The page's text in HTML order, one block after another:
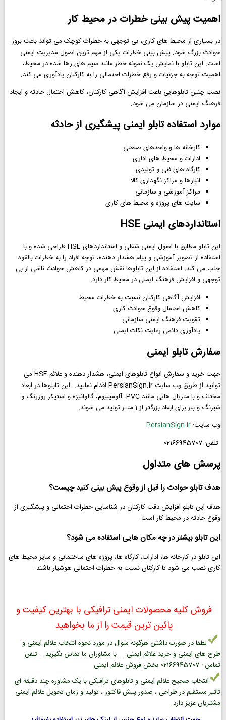
اهمیت پیش بینی خطرات در محیط کار
در بسیاری از محیط های کاری، بی توجهی به خطرات کوچک می تواند باعث بروز
حوادث بزرگ شود. پیش بینی خطرات یکی از مهم ترین اصول مدیریت ایمنی
است. این تابلو با نمایش یک نمونه خطر مانند سیم های رها شده در محیط،
اهمیت توجه به جزئیات و رفع خطرات احتمالی را به کارکنان یادآوری می کند.
نصب چنین تابلوهایی باعث افزایش آگاهی کارکنان، کاهش احتمال حادثه و ایجاد
فرهنگ ایمنی در سازمان می شود.
موارد استفاده تابلو ایمنی پیشگیری از حادثه
کارخانه ها و واحدهای صنعتی
ادارات و محیط های اداری
کارگاه های فنی و تولیدی
انبارها و مراکز نگهداری کالا
مراکز آموزشی و سازمانی
سایت های پروژه و محیط های کاری
استانداردهای ایمنی HSE
این تابلو مطابق با اصول ایمنی شغلی و استانداردهای HSE طراحی شده و با
استفاده از تصویر آموزشی و پیام هشدار دهنده، توجه افراد را به خطرات بالقوه
جلب می کند. استفاده از این تابلوها نقش مهمی در کاهش حوادث ناشی از بی
توجهی و افزایش فرهنگ ایمنی در محیط کار دارد.
افزایش آگاهی کارکنان نسبت به خطرات محیط
کاهش احتمال وقوع حوادث کاری
تقویت فرهنگ ایمنی سازمانی
یادآوری دائمی رعایت نکات ایمنی
سفارش تابلو ایمنی
جهت خرید و سفارش انواع تابلوهای ایمنی، هشدار دهنده و علائم HSE می
توانید از طریق وب سایت PersianSign.ir اقدام نمایید. این تابلوها در ابعاد
مختلف و با متریال هایی مانند PVC، آلومینیوم، گالوانیزه و استیکر روزرنگ و
شبرنگ و بنر برای ابعاد بزرگتر از 1 متـر تولید می شوند.
وب سایت:PersianSign.ir
تلفن: 02166945707
پرسش های متداول
هدف تابلو حوادث را قبل از وقوع پیش بینی کنید چیست؟
هدف این تابلو افزایش دقت کارکنان در شناسایی خطرات احتمالی و پیشگیری از
وقوع حادثه در محیط کار است.
این تابلو بیشتر در چه مکان هایی استفاده می شود؟
این تابلو در کارخانه ها، ادارات، کارگاه ها، پروژه های ساختمانی و سایر محیط های
کاری نصب می شود تا کارکنان نسبت به خطرات احتمالی هوشیار باشند.
فروش کلیه محصولات ایمنی ترافیکی با بهترین کیفیت و
پائین ترین قیمت را از ما بخواهید
لطفا در صورت داشتن هرگونه سوال در مورد نحوه انتخاب علائم ایمنی و
طرح های ایمنی و خرید علائم ایمنی ... با مشاوران ما تماس بگیرید . تلفن
تماس : 02166945707 بخش فروش علائم ایمنی
انتخاب صحیح علائم ایمنی و تابلوهای ترافیکی با یک مشاوره چند دقیقه ای
تاثیر مستقیم در طراحی ، صدور پیش فاکتور ، تولید و زمان تحویل علائم ایمنی
مشتریان عزیز دارد .